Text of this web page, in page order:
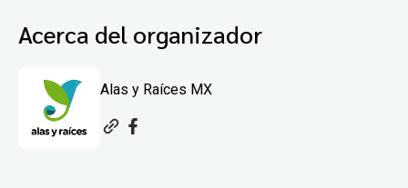
Acerca del organizador
Alas y Raíces MX